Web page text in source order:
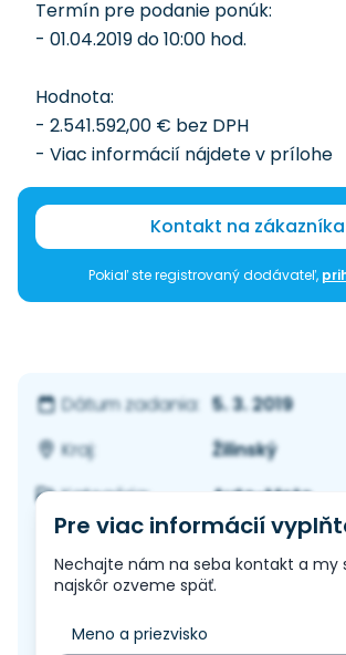
Termín pre podanie ponúk:
- 01.04.2019 do 10:00 hod.
Hodnota:
- 2.541.592,00 € bez DPH
- Viac informácií nájdete v prílohe
Kontakt na zákazníka
Pokiaľ ste registrovaný dodávateľ,
Dátum zadania: 5. 3. 2019
Kraj:
Žilinský
Kategória:
Auto-Moto
Pre viac informácií
Nechajte nám na seba kontakt a my
najskôr ozveme späť.
Meno a priezvisko